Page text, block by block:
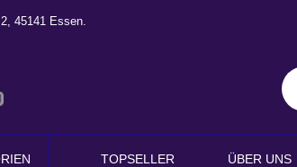
45141 Essen.
TOPSELLER ÜBER UNS